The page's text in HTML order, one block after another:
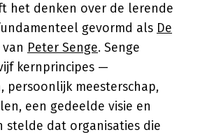
het denken over de lerende
gevormd als De
van Peter Senge. Senge
kernprincipes —
persoonlijk meesterschap,
een gedeelde visie en
dat organisaties die